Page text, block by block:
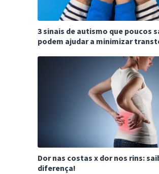
3 sinais de autismo que poucos
podem ajudar a minimizar
Dor nas costas x dor nos rins:
diferença!